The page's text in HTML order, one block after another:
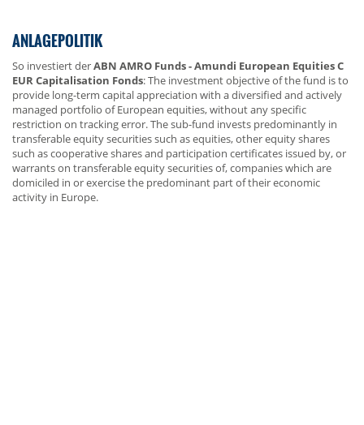
ANLAGEPOLITIK
So investiert derABN AMRO Funds - Amundi European Equities C
EUR Capitalisation Fonds: The investment objective of the fund is to
provide long-term capital appreciation with a diversified and actively
managed portfolio of European equities, without any specific
restriction on tracking error. The sub-fund invests predominantly in
transferable equity securities such as equities, other equity shares
such as cooperative shares and participation certificates issued by, or
warrants on transferable equity securities of, companies which are
domiciled in or exercise the predominant part of their economic
activity in Europe.